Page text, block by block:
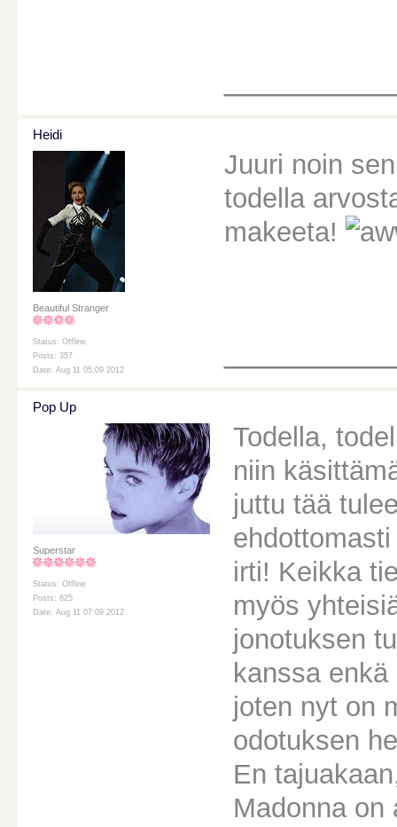
Heidi
Beautiful Stranger
Status: Offline
Posts: 357
Date: Aug 11 05:09 2012
Juuri noin
todella
makeeta!
Pop Up
Superstar
Status: Offline
Posts: 825
Date: Aug 11 07:09 2012
Todella,
niin
juttu tää
irti! Keikka
myös
jonotuksen
kanssa
joten nyt on
odotuksen
En
Madonna on